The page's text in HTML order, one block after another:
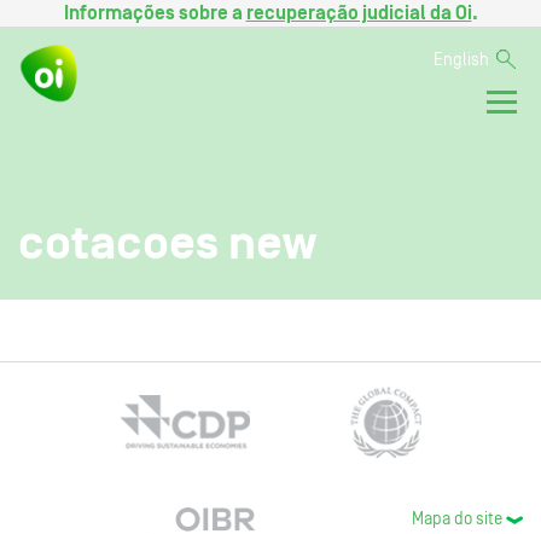
Informações sobre a recuperação judicial da Oi.
English
cotacoes new
Mapa do site